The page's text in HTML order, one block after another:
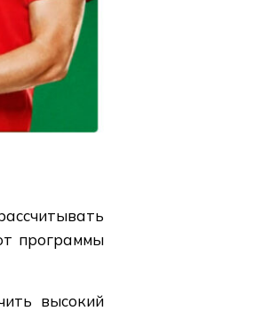
программы
высокий